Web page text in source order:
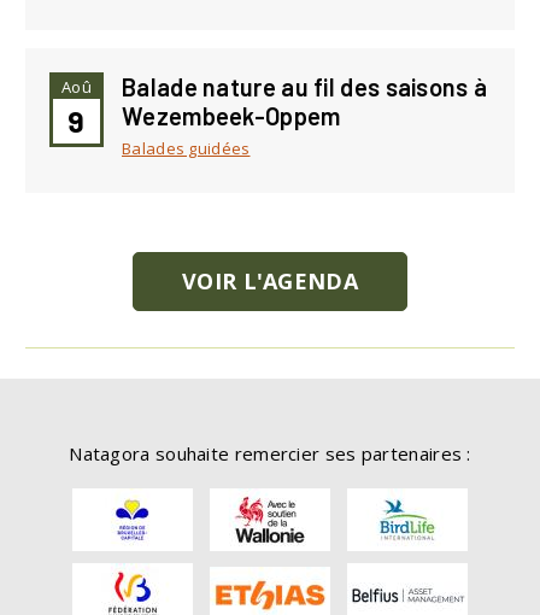
Aoû
9
Balade nature au fil des saisons à
Wezembeek-Oppem
Balades guidées
VOIR L'AGENDA
Natagora souhaite remercier ses partenaires :